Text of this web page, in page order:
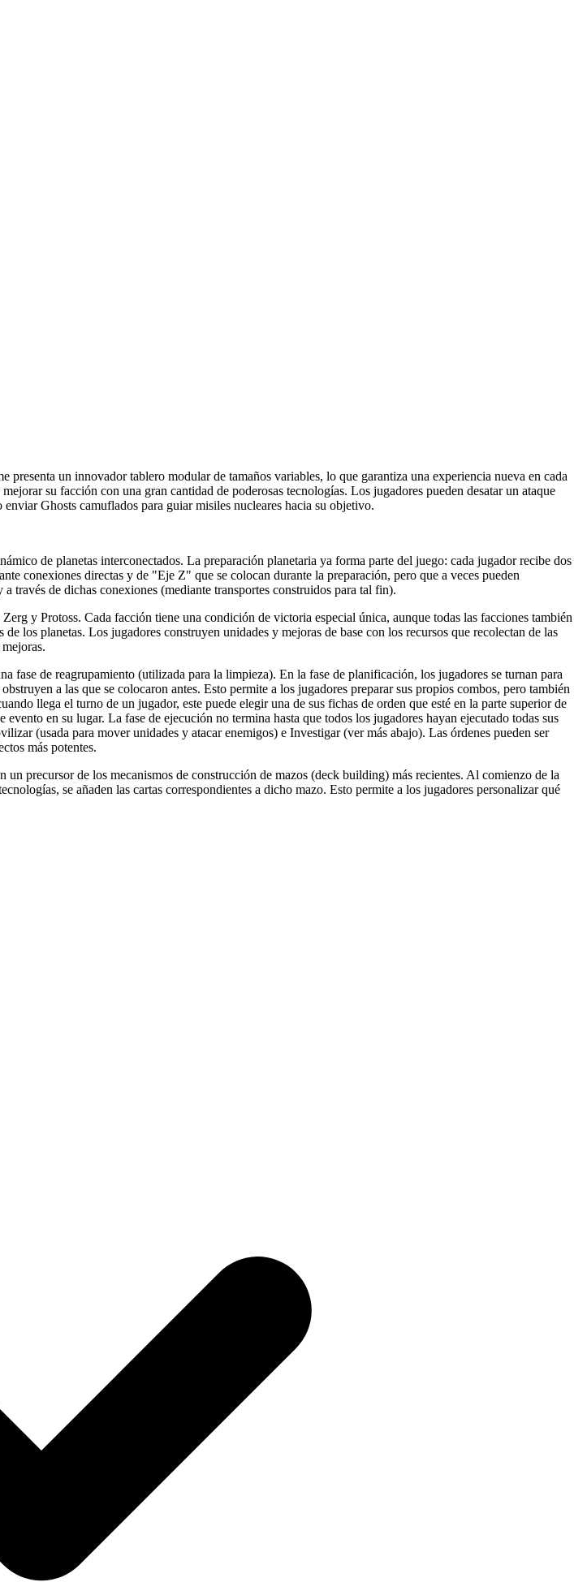
un innovador tablero modular de tamaños variables, lo que garantiza una experiencia nueva en cada
su facción con una gran cantidad de poderosas tecnologías. Los jugadores pueden desatar un ataque
Ghosts camuflados para guiar misiles nucleares hacia su objetivo.
de planetas interconectados. La preparación planetaria ya forma parte del juego: cada jugador recibe dos
conexiones directas y de "Eje Z" que se colocan durante la preparación, pero que a veces pueden
través de dichas conexiones (mediante transportes construidos para tal fin).
y Protoss. Cada facción tiene una condición de victoria especial única, aunque todas las facciones también
los planetas. Los jugadores construyen unidades y mejoras de base con los recursos que recolectan de las
fase de reagrupamiento (utilizada para la limpieza). En la fase de planificación, los jugadores se turnan para
a las que se colocaron antes. Esto permite a los jugadores preparar sus propios combos, pero también
llega el turno de un jugador, este puede elegir una de sus fichas de orden que esté en la parte superior de
en su lugar. La fase de ejecución no termina hasta que todos los jugadores hayan ejecutado todas sus
(usada para mover unidades y atacar enemigos) e Investigar (ver más abajo). Las órdenes pueden ser
más potentes.
precursor de los mecanismos de construcción de mazos (deck building) más recientes. Al comienzo de la
se añaden las cartas correspondientes a dicho mazo. Esto permite a los jugadores personalizar qué